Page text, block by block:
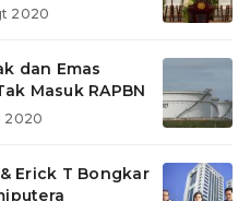
2020
dan Emas
Masuk RAPBN
2020
Erick T Bongkar